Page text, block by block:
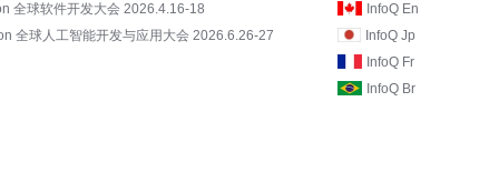
全球软件开发大会 2026.4.16-18
全球人工智能开发与应用大会 2026.6.26-27
InfoQ En
InfoQ Jp
InfoQ Fr
InfoQ Br